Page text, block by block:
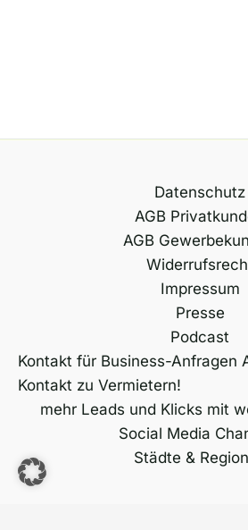
Datenschutz
AGB
AGB
Impressum
Presse
Podcast
Kontakt für Business-Anfragen
Kontakt zu Vermietern!
mehr Leads und Klicks mit
Social Media
Städte &